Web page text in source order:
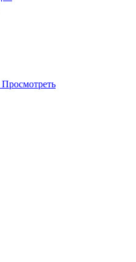
Просмотреть